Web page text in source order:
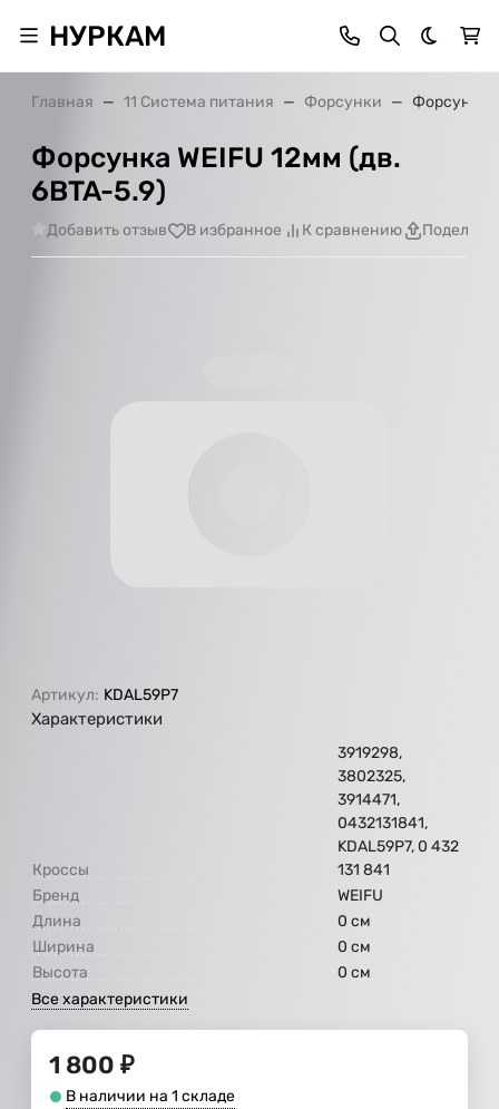
НУРКАМ Темная
Главная 11 Система питания Форсунки Форсунка
Форсунка WEIFU 12мм (дв.
6BTA-5.9)
Добавить отзыв В избранное К сравнению
Артикул: KDAL59P7
Характеристики
Кроссы
3919298,
3802325,
3914471,
0432131841,
KDAL59P7, 0 432
131 841
Бренд
WEIFU
Длина
0 см
Ширина
0 см
Высота
0 см
Все характеристики
1 800 ₽
В наличии на 1 складе